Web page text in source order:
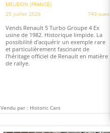
MEUDON (FRANCE)
25 juillet 2026
743 vues
Vends Renault 5 Turbo Groupe 4 Ex
usine de 1982. Historique limpide. La
possibilité d'acquérir un exemple rare
et particulièrement fascinant de
l'héritage officiel de Renault en matière
de rallye.
Vendu par : Historic Cars